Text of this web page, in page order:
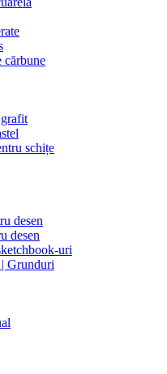
cărbune
schițe
desen
desen
uri
Grunduri